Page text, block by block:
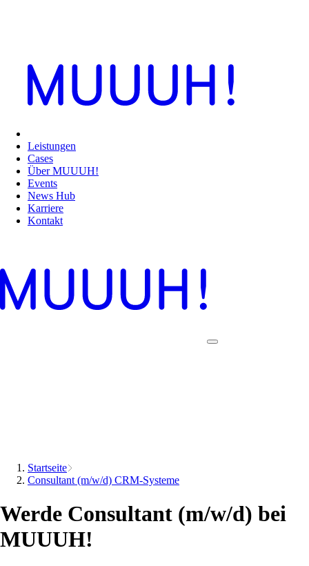
Leistungen
Cases
Über MUUUH!
Events
News Hub
Karriere
Kontakt
Startseite
Consultant (m/w/d) CRM-Systeme
Werde Consultant (m/w/d) bei
MUUUH!